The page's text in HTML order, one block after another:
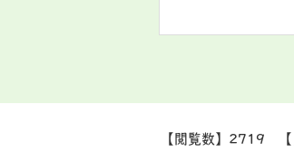
【閲覧数】 2719